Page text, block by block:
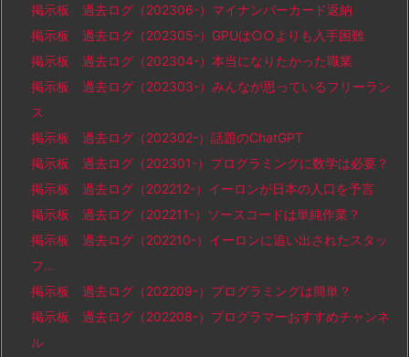
掲示板 過去ログ（202306-）マイナンバーカード返納
掲示板 過去ログ（202305-）GPUは○○よりも入手困難
掲示板 過去ログ（202304-）本当になりたかった職業
掲示板 過去ログ（202303-）みんなが思っているフリーラン
ス
掲示板 過去ログ（202302-）話題のChatGPT
掲示板 過去ログ（202301-）プログラミングに数学は必要？
掲示板 過去ログ（202212-）イーロンが日本の人口を予言
掲示板 過去ログ（202211-）ソースコードは単純作業？
掲示板 過去ログ（202210-）イーロンに追い出されたスタッ
フ…
掲示板 過去ログ（202209-）プログラミングは簡単？
掲示板 過去ログ（202208-）プログラマーおすすめチャンネ
ル